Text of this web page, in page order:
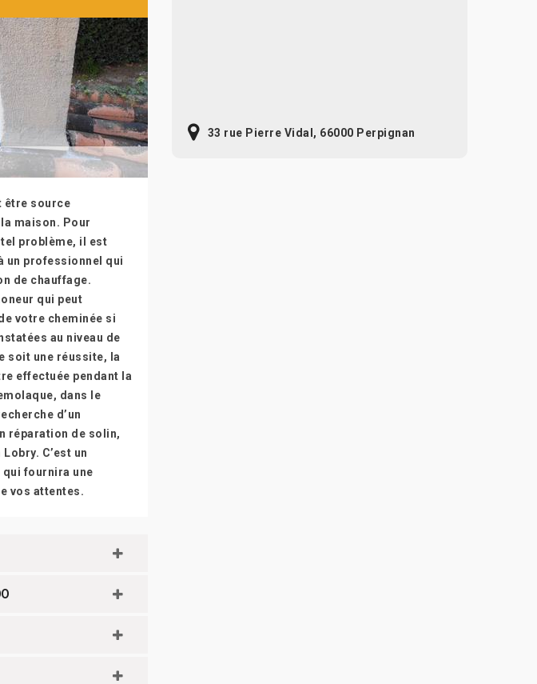
être source
maison. Pour
problème, il est
un professionnel qui
de chauffage.
qui peut
votre cheminée si
au niveau de
soit une réussite, la
effectuée pendant la
dans le
d’un
réparation de solin,
C’est un
fournira une
vos attentes.
33 rue Pierre Vidal, 66000 Perpignan